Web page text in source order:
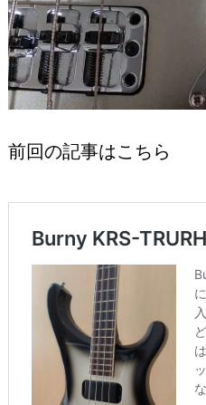
前回の記事はこちら